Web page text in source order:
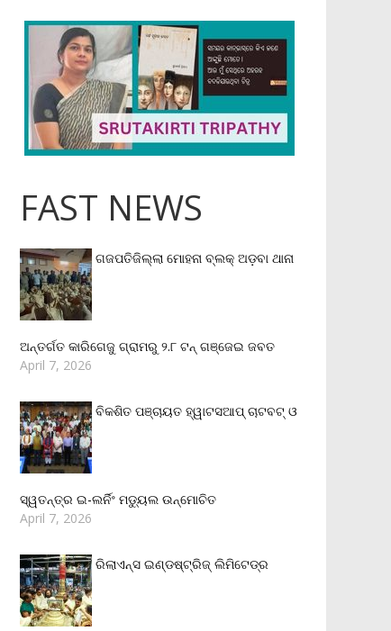
FAST NEWS
ଗଜପତିଜିଲ୍ଲା ମୋହନା ବ୍ଲକ୍‌ ଅଡ଼ବା ଥାନା
ଅନ୍ତର୍ଗତ କାରିଗେଜୁ ଗ୍ରାମରୁ ୨.୮ ଟନ୍ ଗଞ୍ଜେଇ ଜବତ
April 7, 2026
ବିକଶିତ ପଞ୍ଚାୟତ ହ୍ୱାଟସଆପ୍ ଚାଟବଟ୍ ଓ
ସ୍ୱତନ୍ତ୍ର ଇ-ଲର୍ନିଂ ମଡ୍ୟୁଲ ଉନ୍ମୋଚିତ
April 7, 2026
ରିଲାଏନ୍‌ସ ଇଣ୍ଡଷ୍ଟ୍ରିଜ୍ ଲିମିଟେଡ୍‌ର